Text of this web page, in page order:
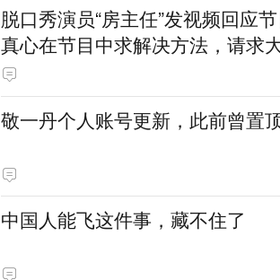
脱口秀演员“房主任”发视频回应
真心在节目中求解决方法，请求
敬一丹个人账号更新，此前曾置
中国人能飞这件事，藏不住了